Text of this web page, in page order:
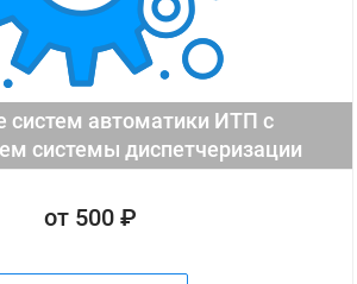
систем автоматики ИТП с
системы диспетчеризации
от 500 ₽